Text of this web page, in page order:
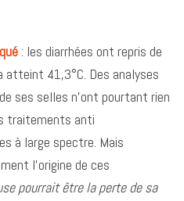
: les diarrhées ont repris de
41,3°C. Des analyses
ses selles n’ont pourtant rien
traitements anti
à large spectre. Mais
l’origine de ces
pourrait être la perte de sa